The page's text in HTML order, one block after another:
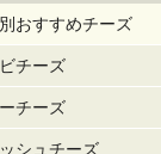
おすすめチーズ
チーズ
チーズ
シュチーズ